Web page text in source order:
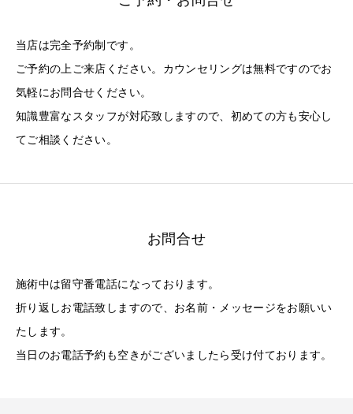
当店は完全予約制です。
ご予約の上ご来店ください。カウンセリングは無料ですのでお
気軽にお問合せください。
知識豊富なスタッフが対応致しますので、初めての方も安心し
てご相談ください。
お問合せ
施術中は留守番電話になっております。
折り返しお電話致しますので、お名前・メッセージをお願いい
たします。
当日のお電話予約も空きがございましたら受け付ております。